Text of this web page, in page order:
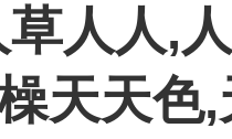
人人,
天天色